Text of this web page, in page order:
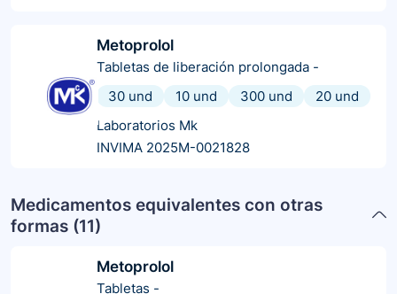
Metoprolol
Tabletas de liberación prolongada -
30 und
10 und 300 und
20 und
Laboratorios Mk
INVIMA 2025M-0021828
Medicamentos equivalentes con otras
formas (11)
Metoprolol
Tabletas -